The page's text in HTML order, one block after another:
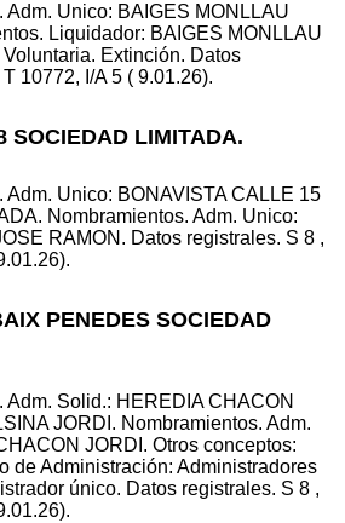
Unico: BAIGES MONLLAU
Liquidador: BAIGES MONLLAU
Extinción. Datos
10772, I/A 5 ( 9.01.26).
SOCIEDAD LIMITADA.
Unico: BONAVISTA CALLE 15
Nombramientos. Adm. Unico:
RAMON. Datos registrales. S 8 ,
PENEDES SOCIEDAD
Solid.: HEREDIA CHACON
JORDI. Nombramientos. Adm.
JORDI. Otros conceptos:
de Administración: Administradores
único. Datos registrales. S 8 ,